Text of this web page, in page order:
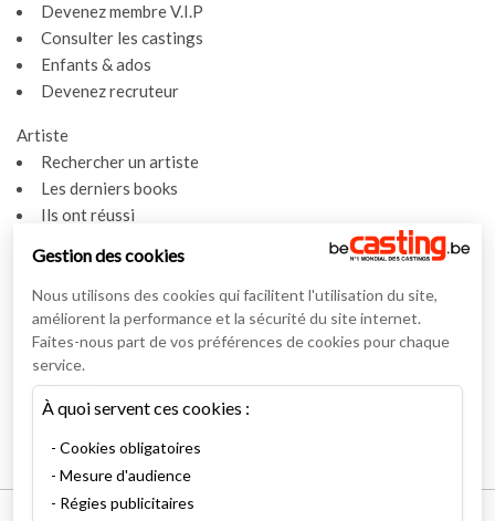
Devenez membre V.I.P
Consulter les castings
Enfants & ados
Devenez recruteur
Artiste
Rechercher un artiste
Les derniers books
Ils ont réussi
Actualités
Actualités
Vidéos
Interviews
Nos interviews
Mentions légales
Gestion des cookies
Nous utilisons des cookies qui facilitent l'utilisation du site,
améliorent la performance et la sécurité du site internet.
Faites-nous part de vos préférences de cookies pour chaque
service.
À quoi servent ces cookies :
Cookies obligatoires
Mesure d'audience
Régies publicitaires